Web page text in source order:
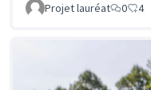
Projet lauréat 0 4